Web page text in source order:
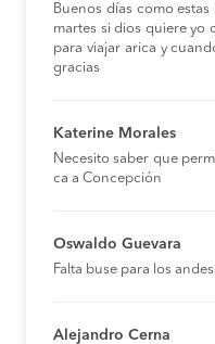
Buenos días como
martes si dios quiere yo
para viajar arica y
gracias
Katerine Morales
Necesito saber que
ca a Concepción
Oswaldo Guevara
Falta buse para los andes
Alejandro Cerna